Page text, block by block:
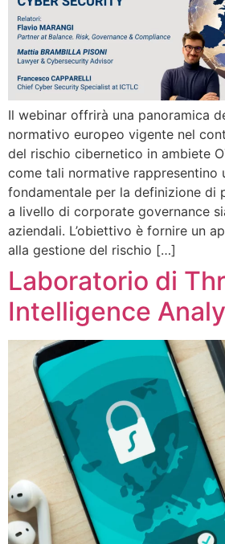
Il webinar offrirà una panoramica
normativo europeo vigente nel
del rischio cibernetico in ambiete
come tali normative rappresentino
fondamentale per la definizione di
a livello di corporate governance
aziendali. L’obiettivo è fornire un
alla gestione del rischio […]
Laboratorio di
Intelligence